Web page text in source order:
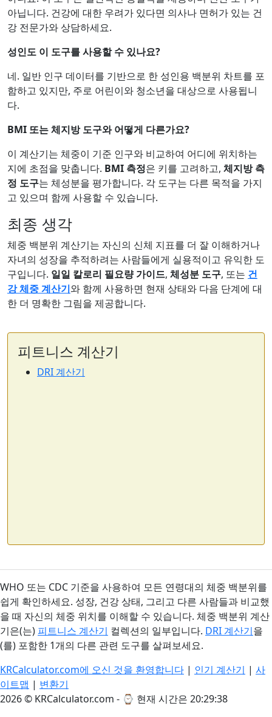
아닙니다. 건강에 대한 우려가 있다면 의사나 면허가 있는 건
강 전문가와 상담하세요.
성인도 이 도구를 사용할 수 있나요?
네. 일반 인구 데이터를 기반으로 한 성인용 백분위 차트를 포
함하고 있지만, 주로 어린이와 청소년을 대상으로 사용됩니
다.
BMI 또는 체지방 도구와 어떻게 다른가요?
이 계산기는 체중이 기준 인구와 비교하여 어디에 위치하는
지에 초점을 맞춥니다. BMI 측정은 키를 고려하고, 체지방 측
정 도구는 체성분을 평가합니다. 각 도구는 다른 목적을 가지
고 있으며 함께 사용할 수 있습니다.
최종 생각
체중 백분위 계산기는 자신의 신체 지표를 더 잘 이해하거나
자녀의 성장을 추적하려는 사람들에게 실용적이고 유익한 도
구입니다. 일일 칼로리 필요량 가이드, 체성분 도구, 또는 건
강 체중 계산기와 함께 사용하면 현재 상태와 다음 단계에 대
한 더 명확한 그림을 제공합니다.
피트니스 계산기
DRI 계산기
WHO 또는 CDC 기준을 사용하여 모든 연령대의 체중 백분위를
쉽게 확인하세요. 성장, 건강 상태, 그리고 다른 사람들과 비교했
을 때 자신의 체중 위치를 이해할 수 있습니다. 체중 백분위 계산
기은(는) 피트니스 계산기 컬렉션의 일부입니다. DRI 계산기을
(를) 포함한 1개의 다른 관련 도구를 살펴보세요.
KRCalculator.com에 오신 것을 환영합니다 | 인기 계산기 | 사
이트맵 | 변환기
2026 © KRCalculator.com - ⌚ 현재 시간은 20:29:38